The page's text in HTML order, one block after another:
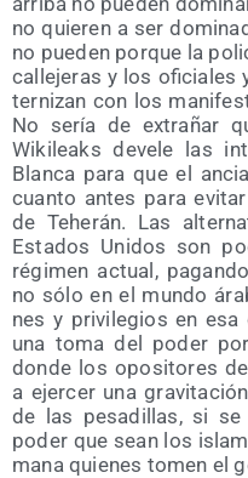
no quie­ren a ser
no pue­den por­que la
calle­je­ras y los
ter­ni­zan con los
No sería de extra­ñar
Wiki­leaks deve­le las
Blan­ca para que el
cuan­to antes para
de Tehe­rán. Las
Esta­dos Uni­dos son
régi­men actual,
no sólo en el mun­do
nes y pri­vi­le­gios en
una toma del poder
don­de los opo­si­to­res
a ejer­cer una
de las pesa­di­llas, si
poder que sean los
ma­na quie­nes tomen el